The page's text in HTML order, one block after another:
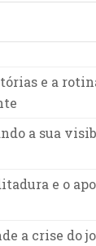
e a
a sua
e o
a crise do